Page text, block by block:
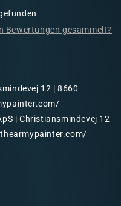
Bewertungen gesammelt?
12 | 8660
| Christiansmindevej 12